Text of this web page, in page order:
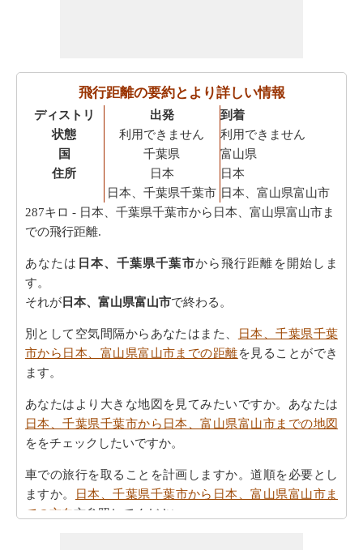
飛行距離の要約とより詳しい情報
ディストリ
状態
国
住所
出発
利用できません
千葉県
日本
日本、千葉県千葉市
到着
利用できません
富山県
日本
日本、富山県富山市
287キロ - 日本、千葉県千葉市から日本、富山県富山市ま
での飛行距離.
あなたは 日本、千葉県千葉市から飛行距離を開始しま
す。
それが 日本、富山県富山市で終わる。
別として空気間隔からあなたはまた、
日本、千葉県千葉
市から日本、富山県富山市までの距離を見ることができ
ます。
あなたはより大きな地図を見てみたいですか。あなたは
日本、千葉県千葉市から日本、富山県富山市までの地図
ををチェックしたいですか。
車での旅行を取ることを計画しますか。道順を必要とし
ますか。
日本、千葉県千葉市から日本、富山県富山市ま
での方向方参照してください。